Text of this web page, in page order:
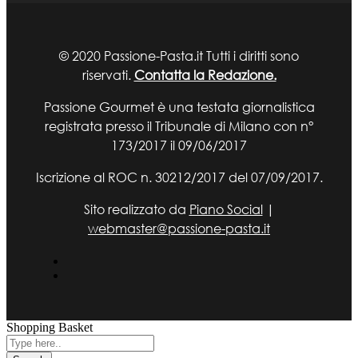
© 2020 Passione-Pasta.it Tutti i diritti sono
riservati. Contatta la Redazione.
Passione Gourmet è una testata giornalistica
registrata presso il Tribunale di Milano con n°
173/2017 il 09/06/2017
Iscrizione al ROC n. 30212/2017 del 07/09/2017.
Sito realizzato da Piano Social|
webmaster@passione-pasta.it
Shopping Basket